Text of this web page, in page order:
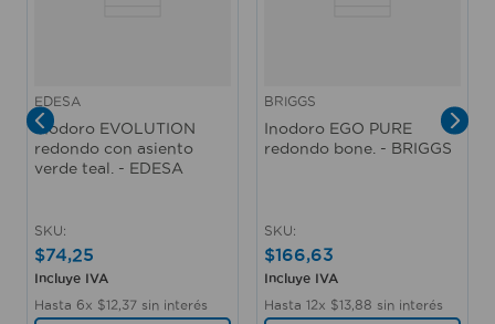
EDESA
Inodoro EVOLUTION
redondo con asiento
verde teal. - EDESA
SKU:
$74,25
Incluye IVA
Hasta 6x $12 37 sin interés
BRIGGS
Inodoro EGO PURE
redondo bone. - BRIGGS
SKU:
$166,63
Incluye IVA
Hasta 12x $13 88 sin interés